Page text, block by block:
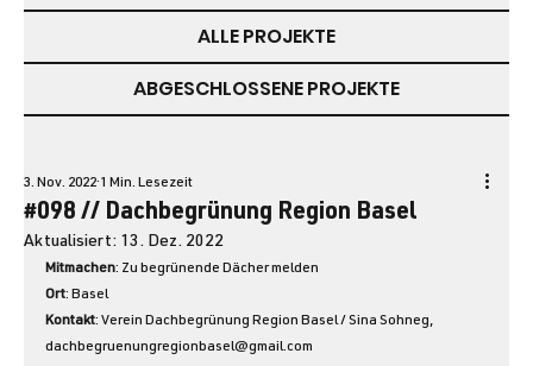
#098 // Dachbegrünung Region Basel
3. Nov. 2022 1 Min. Lesezeit
Aktualisiert: 13. Dez. 2022
Mitmachen: Zu begrünende Dächer melden
Ort: Basel
Kontakt: Verein Dachbegrünung Region Basel / Sina Sohneg,
dachbegruenungregionbasel@gmail.com
ALLE PROJEKTE
ABGESCHLOSSENE PROJEKTE